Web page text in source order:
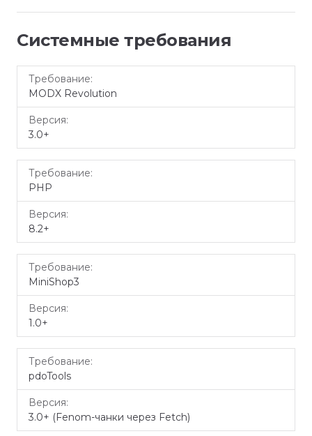
Системные требования
Требование
MODX Revolution
3.0+
PHP
8.2+
MiniShop3
1.0+
pdoTools
3.0+ (Fenom-чанки через Fetch)